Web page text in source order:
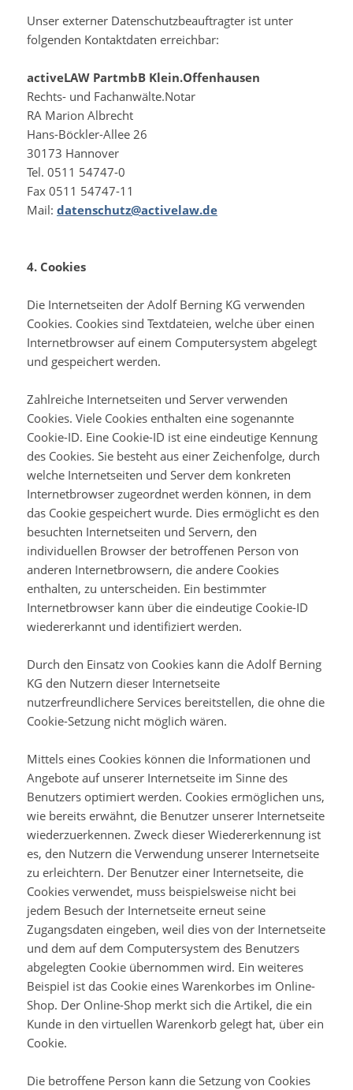
Unser externer Datenschutzbeauftragter ist unter
folgenden Kontaktdaten erreichbar:
activeLAW PartmbB Klein.Offenhausen
Rechts- und Fachanwälte.Notar
RA Marion Albrecht
Hans-Böckler-Allee 26
30173 Hannover
Tel. 0511 54747-0
Fax 0511 54747-11
Mail: datenschutz@activelaw.de
4. Cookies
Die Internetseiten der Adolf Berning KG verwenden
Cookies. Cookies sind Textdateien, welche über einen
Internetbrowser auf einem Computersystem abgelegt
und gespeichert werden.
Zahlreiche Internetseiten und Server verwenden
Cookies. Viele Cookies enthalten eine sogenannte
Cookie-ID. Eine Cookie-ID ist eine eindeutige Kennung
des Cookies. Sie besteht aus einer Zeichenfolge, durch
welche Internetseiten und Server dem konkreten
Internetbrowser zugeordnet werden können, in dem
das Cookie gespeichert wurde. Dies ermöglicht es den
besuchten Internetseiten und Servern, den
individuellen Browser der betroffenen Person von
anderen Internetbrowsern, die andere Cookies
enthalten, zu unterscheiden. Ein bestimmter
Internetbrowser kann über die eindeutige Cookie-ID
wiedererkannt und identifiziert werden.
Durch den Einsatz von Cookies kann die Adolf Berning
KG den Nutzern dieser Internetseite
nutzerfreundlichere Services bereitstellen, die ohne die
Cookie-Setzung nicht möglich wären.
Mittels eines Cookies können die Informationen und
Angebote auf unserer Internetseite im Sinne des
Benutzers optimiert werden. Cookies ermöglichen uns,
wie bereits erwähnt, die Benutzer unserer Internetseite
wiederzuerkennen. Zweck dieser Wiedererkennung ist
es, den Nutzern die Verwendung unserer Internetseite
zu erleichtern. Der Benutzer einer Internetseite, die
Cookies verwendet, muss beispielsweise nicht bei
jedem Besuch der Internetseite erneut seine
Zugangsdaten eingeben, weil dies von der Internetseite
und dem auf dem Computersystem des Benutzers
abgelegten Cookie übernommen wird. Ein weiteres
Beispiel ist das Cookie eines Warenkorbes im Online-
Shop. Der Online-Shop merkt sich die Artikel, die ein
Kunde in den virtuellen Warenkorb gelegt hat, über ein
Cookie.
Die betroffene Person kann die Setzung von Cookies